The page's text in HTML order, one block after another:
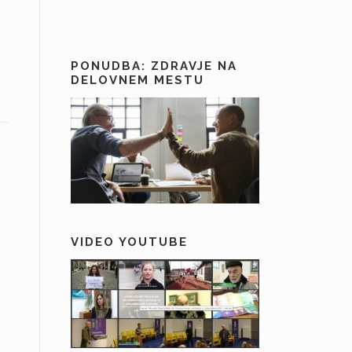
PONUDBA: ZDRAVJE NA
DELOVNEM MESTU
VIDEO YOUTUBE